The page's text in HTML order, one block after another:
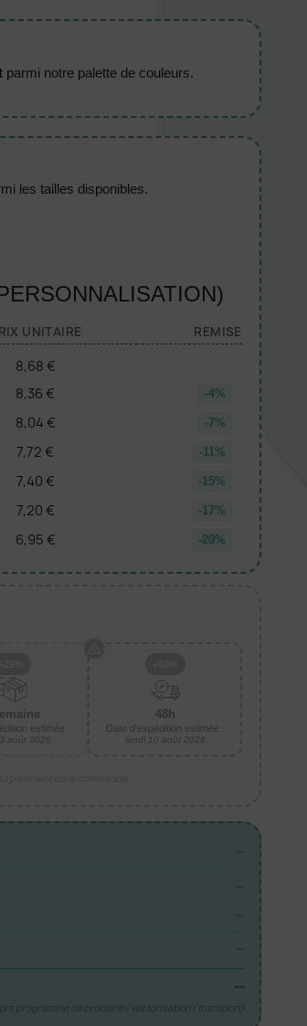
parmi notre palette de couleurs.
les tailles disponibles.
UNITAIRE REMISE
8,68 €
8,36 € -4%
8,04 € -7%
7,72 € -11%
7,40 € -15%
7,20 € -17%
6,95 € -20%
estimée :
août 2026
48h
Date d'expédition estimée :
lundi 10 août 2026
--
--
--
--
--
programme de broderie / vectorisation / transport)